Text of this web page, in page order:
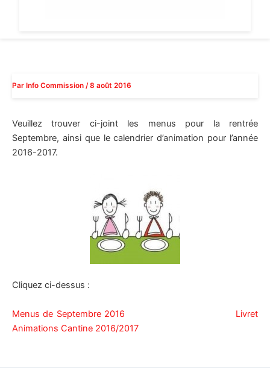
Par Info Commission /8 août 2016
Veuillez trouver ci-joint les menus pour la rentrée
Septembre, ainsi que le calendrier d’animation pour l’année
2016-2017.
Cliquez ci-dessus :
Menus de Septembre 2016
Livret
Animations Cantine 2016/2017